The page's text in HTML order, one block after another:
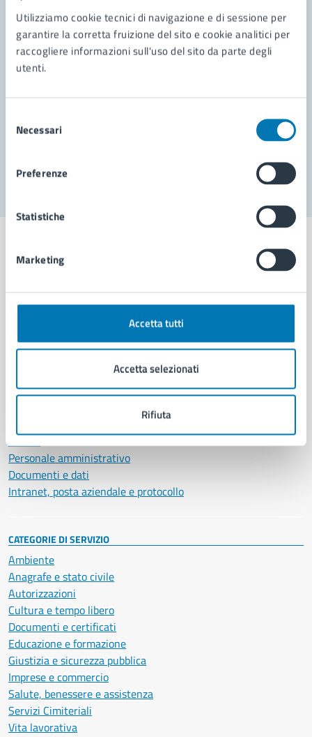
Utilizziamo cookie tecnici di navigazione e di sessione per
garantire la corretta fruizione del sito e cookie analitici per
raccogliere informazioni sull'uso del sito da parte degli
utenti.
delNecessari
Preferenze
Statistiche
Marketing
Accetta tutti
Accetta selezionati
Rifiuta
Leggi le domande frequenti
Problemi in città
Municipalità
Politici
Personale amministrativo
Documenti e dati
Intranet, posta aziendale e protocollo
CATEGORIE DI SERVIZIO
Ambiente
Anagrafe e stato civile
Autorizzazioni
Cultura e tempo libero
Documenti e certificati
Educazione e formazione
Giustizia e sicurezza pubblica
Imprese e commercio
Salute, benessere e assistenza
Servizi Cimiteriali
Vita lavorativa